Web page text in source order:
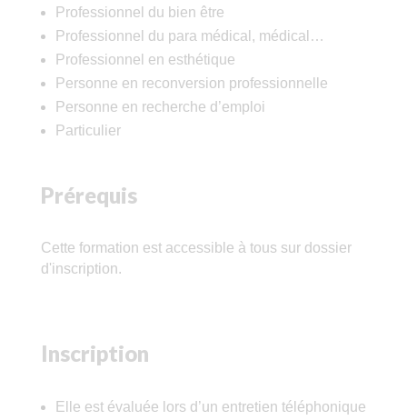
Professionnel du bien être
Professionnel du para médical, médical…
Professionnel en esthétique
Personne en reconversion professionnelle
Personne en recherche d’emploi
Particulier
Prérequis
Cette formation est accessible à tous sur dossier
d'inscription.
Inscription
Elle est évaluée lors d’un entretien téléphonique